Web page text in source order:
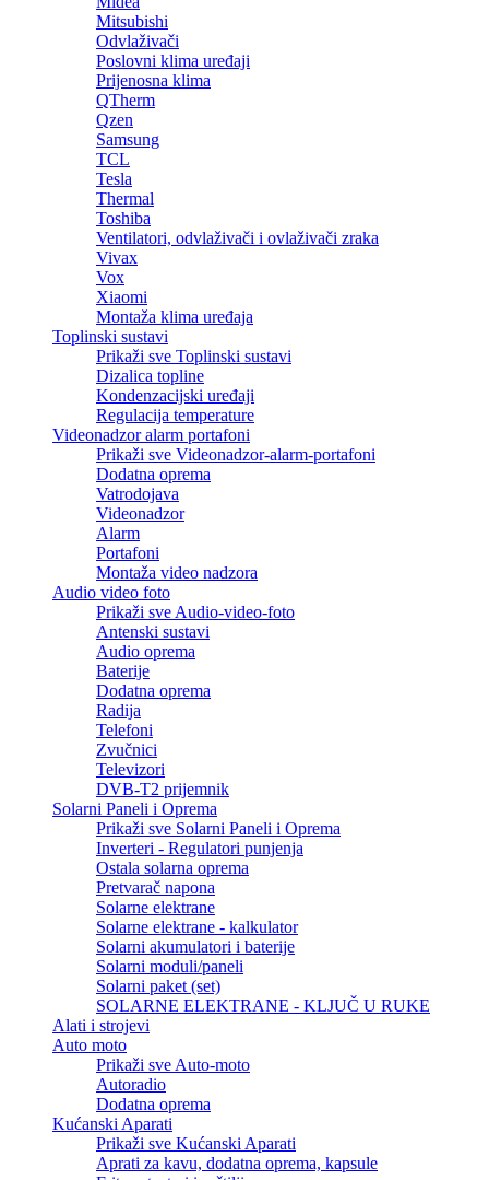
Mitsubishi
Odvlaživači
Poslovni klima uređaji
Prijenosna klima
QTherm
Qzen
Samsung
TCL
Tesla
Thermal
Toshiba
Ventilatori, odvlaživači i ovlaživači zraka
Vivax
Vox
Xiaomi
Montaža klima uređaja
Toplinski sustavi
Prikaži sve Toplinski sustavi
Dizalica topline
Kondenzacijski uređaji
Regulacija temperature
Videonadzor alarm portafoni
Prikaži sve Videonadzor-alarm-portafoni
Dodatna oprema
Vatrodojava
Videonadzor
Alarm
Portafoni
Montaža video nadzora
Audio video foto
Prikaži sve Audio-video-foto
Antenski sustavi
Audio oprema
Baterije
Dodatna oprema
Radija
Telefoni
Zvučnici
Televizori
DVB-T2 prijemnik
Solarni Paneli i Oprema
Prikaži sve Solarni Paneli i Oprema
Inverteri - Regulatori punjenja
Ostala solarna oprema
Pretvarač napona
Solarne elektrane
Solarne elektrane - kalkulator
Solarni akumulatori i baterije
Solarni moduli/paneli
Solarni paket (set)
SOLARNE ELEKTRANE - KLJUČ U RUKE
Alati i strojevi
Auto moto
Prikaži sve Auto-moto
Autoradio
Dodatna oprema
Kućanski Aparati
Prikaži sve Kućanski Aparati
Aprati za kavu, dodatna oprema, kapsule